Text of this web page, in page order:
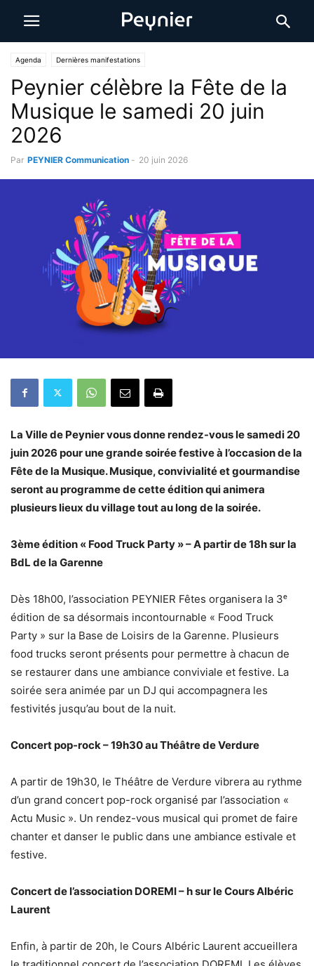
Agenda Dernières manifestations
Peynier célèbre la Fête de la
Musique le samedi 20 juin
2026
Par PEYNIER Communication - 20 juin 2026
La Ville de Peynier vous donne rendez-vous le samedi 20
juin 2026 pour une grande soirée festive à l’occasion de la
Fête de la Musique. Musique, convivialité et gourmandise
seront au programme de cette édition qui animera
plusieurs lieux du village tout au long de la soirée.
3ème édition « Food Truck Party » – A partir de 18h sur la
BdL de la Garenne
Dès 18h00, l’association PEYNIER Fêtes organisera la 3ᵉ
édition de sa désormais incontournable « Food Truck
Party » sur la Base de Loisirs de la Garenne. Plusieurs
food trucks seront présents pour permettre à chacun de
se restaurer dans une ambiance conviviale et festive. La
soirée sera animée par un DJ qui accompagnera les
festivités jusqu’au bout de la nuit.
Concert pop-rock – 19h30 au Théâtre de Verdure
A partir de 19h30, le Théâtre de Verdure vibrera au rythme
d’un grand concert pop-rock organisé par l’association «
Actu Music ». Un rendez-vous musical qui promet de faire
chanter et danser le public dans une ambiance estivale et
festive.
Concert de l’association DOREMI – h sur le Cours Albéric
Laurent
Enfin, à partir de 20h, le Cours Albéric Laurent accueillera